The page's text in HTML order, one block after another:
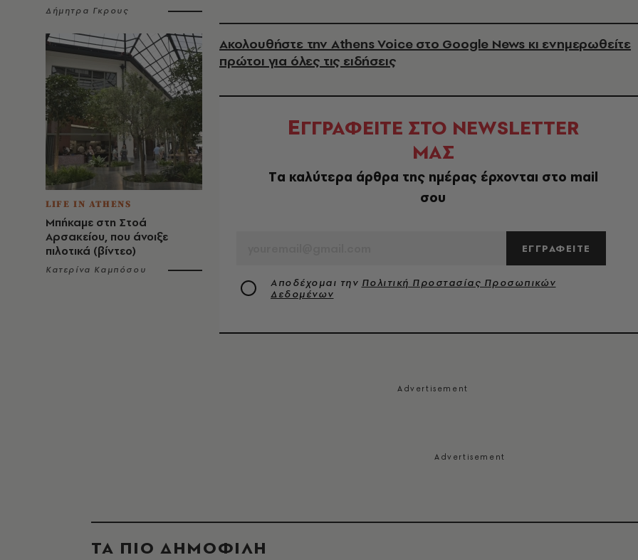
Δήμητρα Γκρους
LIFE IN ATHENS
Μπήκαμε στη Στοά
Αρσακείου, που άνοιξε
πιλοτικά (βίντεο)
Κατερίνα Καμπόσου
Ακολουθήστε την Athens Voice στο Google News κι ενημερωθείτε
πρώτοι για όλες τις ειδήσεις
ΕΓΓΡΑΦΕΙΤΕ ΣΤΟ NEWSLETTER
ΜΑΣ
Tα καλύτερα άρθρα της ημέρας έρχονται στο mail
σου
ΕΓΓΡΑΦΕΙΤΕ
Αποδέχομαι την Πολιτική Προστασίας Προσωπικών
Δεδομένων
ΤΑ ΠΙΟ ΔΗΜΟΦΙΛΗ